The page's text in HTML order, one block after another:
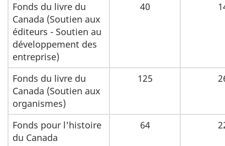
Fonds du livre du
Canada (Soutien aux
éditeurs - Soutien au
développement des
entreprise)
40
Fonds du livre du
Canada (Soutien aux
organismes)
125
Fonds pour l'histoire
du Canada
64